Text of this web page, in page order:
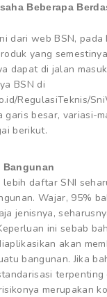
Beberapa
dari web BSN, pada
yang
dapat di jalan
BSN di
RegulasiTeknis/
garis besar, variasi-
berikut.
Bangunan
lebih daftar SNI
Wajar, 95%
jenisnya,
ini sebab
akan
bangunan. Jika
merupakan